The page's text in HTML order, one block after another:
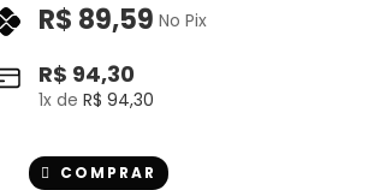
R$ 94,30
1x de R$ 94,30
R$ 89,59 No Pix
COMPRAR